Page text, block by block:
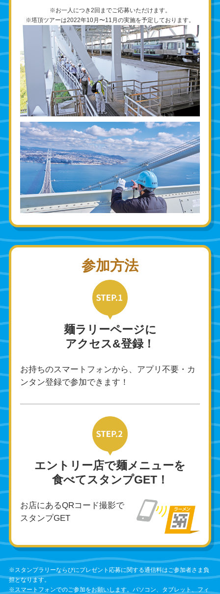
※お一人につき2回までご応募いただけます。
※塔頂ツアーは2022年10月〜11月の実施を予定しております。
参加方法
麺ラリーページに
アクセス&登録！
お持ちのスマートフォンから、アプリ不要・カ
ンタン登録で参加できます！
エントリー店で麺メニューを
食べてスタンプGET！
お店にあるQRコード撮影で
スタンプGET
※スタンプラリーならびにプレゼント応募に関する通信料はご参加者さま負
担となります。
※スマートフォンでのご参加をお願いします。パソコン、タブレット、フィ